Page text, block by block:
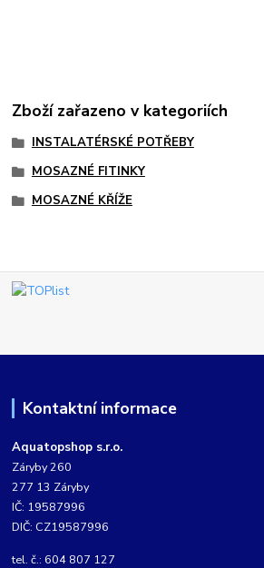
Zboží zařazeno v kategoriích
INSTALATÉRSKÉ POTŘEBY
MOSAZNÉ FITINKY
MOSAZNÉ KŘÍŽE
Kontaktní informace
Aquatopshop s.r.o.
Záryby 260
277 13 Záryby
IČ: 19587996
DIČ: CZ19587996
tel. č.: 604 807 127